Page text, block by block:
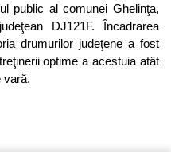
public al comunei Ghelinţa,
DJ121F. Încadrarea
drumurilor judeţene a fost
optime a acestuia atât
vară.